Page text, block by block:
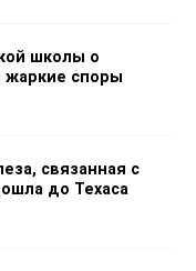
школы о
жаркие споры
связанная с
до Техаса